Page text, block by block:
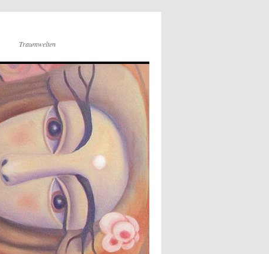
Traumwelten